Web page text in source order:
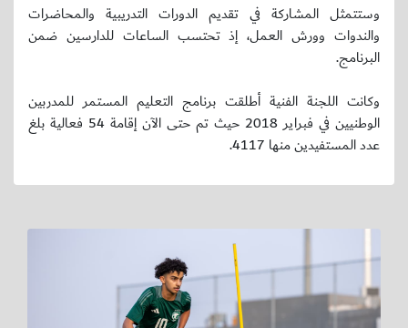
وستتمثل المشاركة في تقديم الدورات التدريبية والمحاضرات
والندوات وورش العمل، إذ تحتسب الساعات للدارسين ضمن
البرنامج.
وكانت اللجنة الفنية أطلقت برنامج التعليم المستمر للمدربين
الوطنيين في فبراير 2018 حيث تم حتى الآن إقامة 54 فعالية بلغ
عدد المستفيدين منها 4117.